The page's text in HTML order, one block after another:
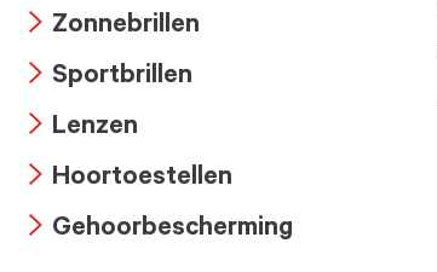
icon
icon
Zonnebrillen
icon
Sportbrillen
icon
Lenzen
icon
Hoortoestellen
Gehoorbescherming